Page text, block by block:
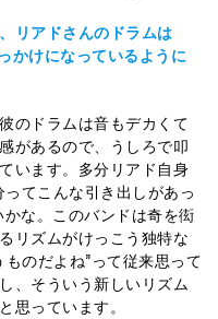
リアドさんのドラムは
かけになっているように
のドラムは音もデカくて
があるので、うしろで叩
います。多分リアド自身
ってこんな引き出しがあっ
な。このバンドは奇を衒
リズムがけっこう独特な
のだよね”って従来思って
、そういう新しいリズム
思っています。